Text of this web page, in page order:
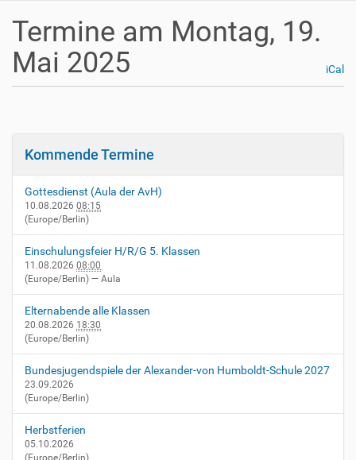
Termine am Montag, 19.
Mai 2025
iCal
Kommende Termine
Gottesdienst (Aula der AvH)
10.08.2026 08:15
(Europe/Berlin)
Einschulungsfeier H/R/G 5. Klassen
11.08.2026 08:00
(Europe/Berlin) — Aula
Elternabende alle Klassen
20.08.2026 18:30
(Europe/Berlin)
Bundesjugendspiele der Alexander-von Humboldt-Schule 2027
23.09.2026
(Europe/Berlin)
Herbstferien
05.10.2026
(Europe/Berlin)